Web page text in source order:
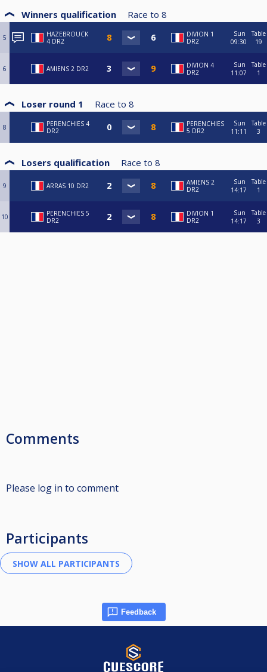
Winners qualification Race to 8
5
HAZEBROUCK
4 DR2
DIVION 1
DR2
Sun
09:30
Table
19
6 AMIENS 2 DR2
DIVION 4
DR2
Sun
11:07
Table
1
Loser round 1 Race to 8
8
PERENCHIES 4
DR2
PERENCHIES
5 DR2
Sun
11:11
Table
3
Losers qualification Race to 8
9 ARRAS 10 DR2
AMIENS 2
DR2
Sun
14:17
Table
1
10
PERENCHIES 5
DR2
DIVION 1
DR2
Sun
14:17
Table
3
Comments
Please log in to comment
Participants
Feedback